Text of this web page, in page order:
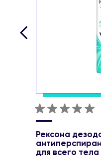
Рексона
для всего тела